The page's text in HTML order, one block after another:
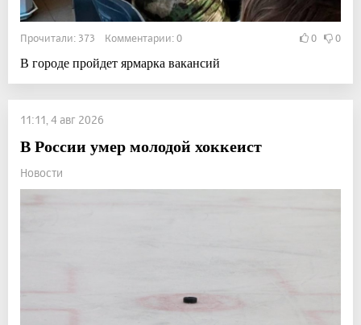
Прочитали: 373 Комментарии: 0 0 0
В городе пройдет ярмарка вакансий
11:11, 4 авг 2026
В России умер молодой хоккеист
Новости